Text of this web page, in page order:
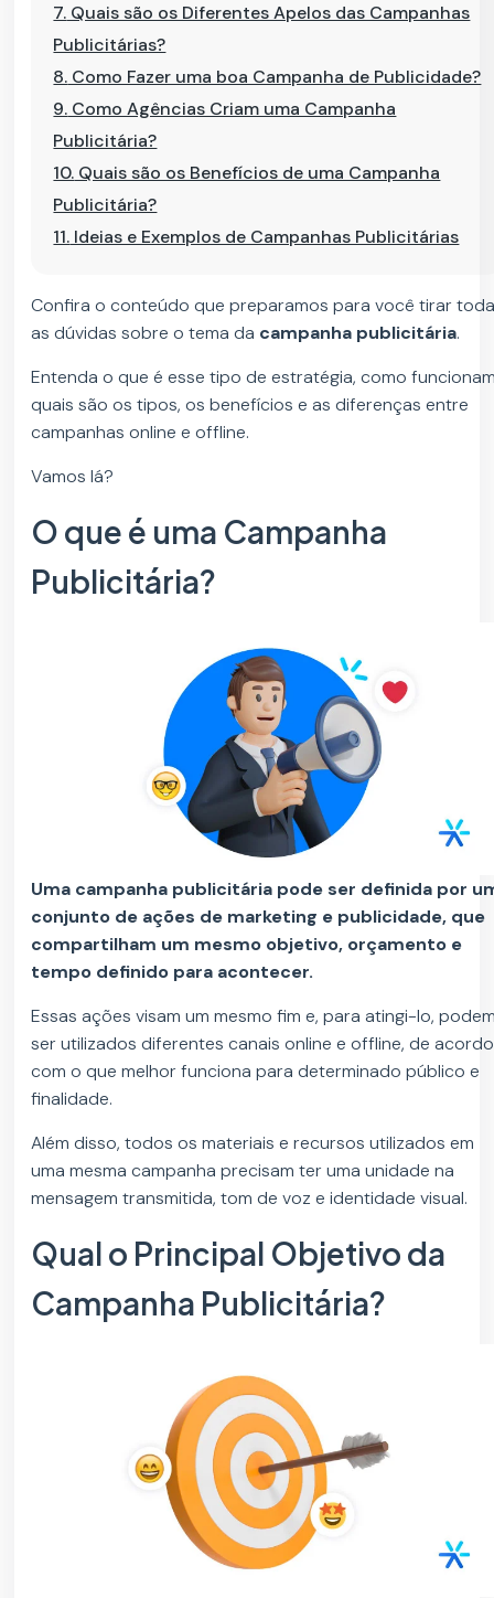
7. Quais são os Diferentes Apelos das Campanhas
Publicitárias?
8. Como Fazer uma boa Campanha de Publicidade?
9. Como Agências Criam uma Campanha
Publicitária?
10. Quais são os Benefícios de uma Campanha
Publicitária?
11. Ideias e Exemplos de Campanhas Publicitárias
Confira o conteúdo que preparamos para você tirar
as dúvidas sobre o tema da campanha publicitária.
Entenda o que é esse tipo de estratégia, como
quais são os tipos, os benefícios e as diferenças entre
campanhas online e offline.
Vamos lá?
O que é uma Campanha
Publicitária?
Uma campanha publicitária pode ser definida por
conjunto de ações de marketing e publicidade, que
compartilham um mesmo objetivo, orçamento e
tempo definido para acontecer.
Essas ações visam um mesmo fim e, para atingi-lo,
ser utilizados diferentes canais online e offline, de acordo
com o que melhor funciona para determinado público e
finalidade.
Além disso, todos os materiais e recursos utilizados em
uma mesma campanha precisam ter uma unidade na
mensagem transmitida, tom de voz e identidade visual.
Qual o Principal Objetivo da
Campanha Publicitária?